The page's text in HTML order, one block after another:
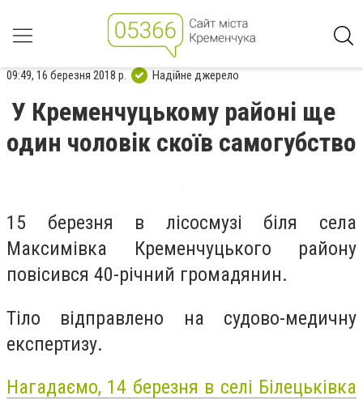
09:49, 16 березня 2018 р. Надійне джерело
У Кременчуцькому районі ще
один чоловік скоїв самогубство
15 березня в лісосмузі біля села
Максимівка Кременчуцького району
повісився 40-річний громадянин.
Тіло відправлено на судово-медичну
експертизу.
Нагадаємо, 14 березня в селі Білецьківка